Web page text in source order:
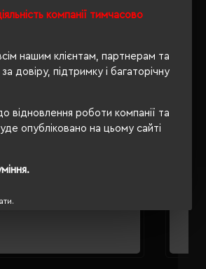
компанії тимчасово
нашим клієнтам, партнерам та
довіру, підтримку і багаторічну
відновлення роботи компанії та
опубліковано на цьому сайті